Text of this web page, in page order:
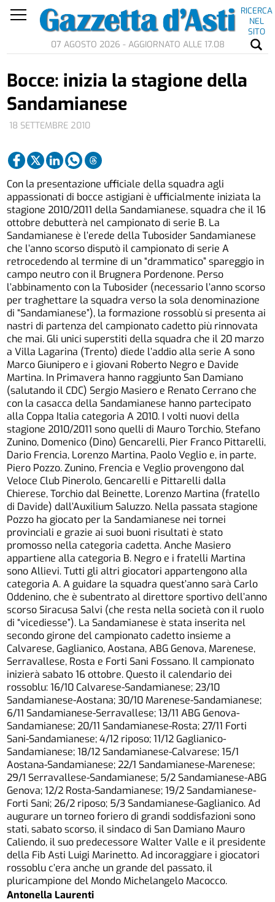
RICERCA
NEL
SITO
07 AGOSTO 2026 - AGGIORNATO ALLE 17.08
18 SETTEMBRE 2010
Bocce: inizia la stagione della
Sandamianese
Con la presentazione ufficiale della squadra agli
appassionati di bocce astigiani è ufficialmente iniziata la
stagione 2010/2011 della Sandamianese, squadra che il 16
ottobre debutterà nel campionato di serie B. La
Sandamianese è l’erede della Tubosider Sandamianese
che l’anno scorso disputò il campionato di serie A
retrocedendo al termine di un “drammatico” spareggio in
campo neutro con il Brugnera Pordenone. Perso
l’abbinamento con la Tubosider (necessario l’anno scorso
per traghettare la squadra verso la sola denominazione
di “Sandamianese”), la formazione rossoblù si presenta ai
nastri di partenza del campionato cadetto più rinnovata
che mai. Gli unici superstiti della squadra che il 20 marzo
a Villa Lagarina (Trento) diede l’addio alla serie A sono
Marco Giunipero e i giovani Roberto Negro e Davide
Martina. In Primavera hanno raggiunto San Damiano
(salutando il CDC) Sergio Masiero e Renato Cerrano che
con la casacca della Sandamianese hanno partecipato
alla Coppa Italia categoria A 2010. I volti nuovi della
stagione 2010/2011 sono quelli di Mauro Torchio, Stefano
Zunino, Domenico (Dino) Gencarelli, Pier Franco Pittarelli,
Dario Frencia, Lorenzo Martina, Paolo Veglio e, in parte,
Piero Pozzo. Zunino, Frencia e Veglio provengono dal
Veloce Club Pinerolo, Gencarelli e Pittarelli dalla
Chierese, Torchio dal Beinette, Lorenzo Martina (fratello
di Davide) dall’Auxilium Saluzzo. Nella passata stagione
Pozzo ha giocato per la Sandamianese nei tornei
provinciali e grazie ai suoi buoni risultati è stato
promosso nella categoria cadetta. Anche Masiero
appartiene alla categoria B. Negro e i fratelli Martina
sono Allievi. Tutti gli altri giocatori appartengono alla
categoria A. A guidare la squadra quest’anno sarà Carlo
Oddenino, che è subentrato al direttore sportivo dell’anno
scorso Siracusa Salvi (che resta nella società con il ruolo
di “vicediesse”). La Sandamianese è stata inserita nel
secondo girone del campionato cadetto insieme a
Calvarese, Gaglianico, Aostana, ABG Genova, Marenese,
Serravallese, Rosta e Forti Sani Fossano. Il campionato
inizierà sabato 16 ottobre. Questo il calendario dei
rossoblu: 16/10 Calvarese-Sandamianese; 23/10
Sandamianese-Aostana; 30/10 Marenese-Sandamianese;
6/11 Sandamianese-Serravallese; 13/11 ABG Genova-
Sandamianese; 20/11 Sandamianese-Rosta; 27/11 Forti
Sani-Sandamianese; 4/12 riposo; 11/12 Gaglianico-
Sandamianese; 18/12 Sandamianese-Calvarese; 15/1
Aostana-Sandamianese; 22/1 Sandamianese-Marenese;
29/1 Serravallese-Sandamianese; 5/2 Sandamianese-ABG
Genova; 12/2 Rosta-Sandamianese; 19/2 Sandamianese-
Forti Sani; 26/2 riposo; 5/3 Sandamianese-Gaglianico. Ad
augurare un torneo foriero di grandi soddisfazioni sono
stati, sabato scorso, il sindaco di San Damiano Mauro
Caliendo, il suo predecessore Walter Valle e il presidente
della Fib Asti Luigi Marinetto. Ad incoraggiare i giocatori
rossoblu c’era anche un grande del passato, il
pluricampione del Mondo Michelangelo Macocco.
Antonella Laurenti